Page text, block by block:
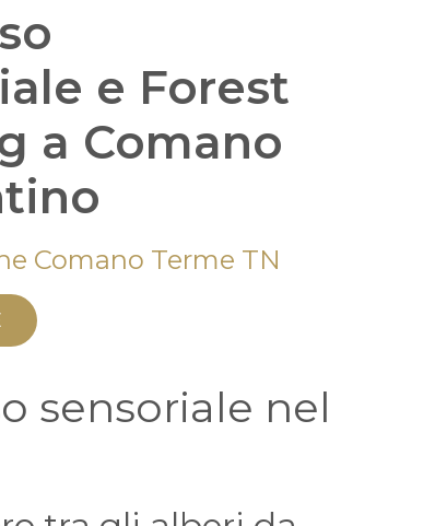
e Forest
a Comano
Comano Terme TN
sensoriale nel